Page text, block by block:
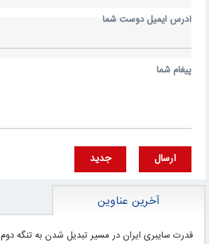
آدرس ايميل دوست شما
پيغام شما
ارسال جديد
آخرین عناوین
قدرت سایبری ایران در مسیر تبدیل شدن به تنگه دوم